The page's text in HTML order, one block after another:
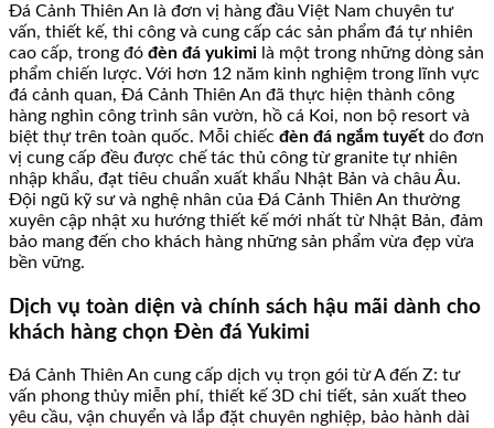
Đá Cảnh Thiên An là đơn vị hàng đầu Việt Nam chuyên tư
vấn, thiết kế, thi công và cung cấp các sản phẩm đá tự nhiên
cao cấp, trong đó đèn đá yukimi là một trong những dòng sản
phẩm chiến lược. Với hơn 12 năm kinh nghiệm trong lĩnh vực
đá cảnh quan, Đá Cảnh Thiên An đã thực hiện thành công
hàng nghìn công trình sân vườn, hồ cá Koi, non bộ resort và
biệt thự trên toàn quốc. Mỗi chiếc đèn đá ngắm tuyết do đơn
vị cung cấp đều được chế tác thủ công từ granite tự nhiên
nhập khẩu, đạt tiêu chuẩn xuất khẩu Nhật Bản và châu Âu.
Đội ngũ kỹ sư và nghệ nhân của Đá Cảnh Thiên An thường
xuyên cập nhật xu hướng thiết kế mới nhất từ Nhật Bản, đảm
bảo mang đến cho khách hàng những sản phẩm vừa đẹp vừa
bền vững.
Dịch vụ toàn diện và chính sách hậu mãi dành cho
khách hàng chọn Đèn đá Yukimi
Đá Cảnh Thiên An cung cấp dịch vụ trọn gói từ A đến Z: tư
vấn phong thủy miễn phí, thiết kế 3D chi tiết, sản xuất theo
yêu cầu, vận chuyển và lắp đặt chuyên nghiệp, bảo hành dài